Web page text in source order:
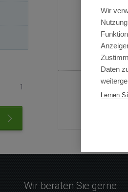
Netzteil
1
Wir beraten Sie gerne
Wir
Daten
Lernen